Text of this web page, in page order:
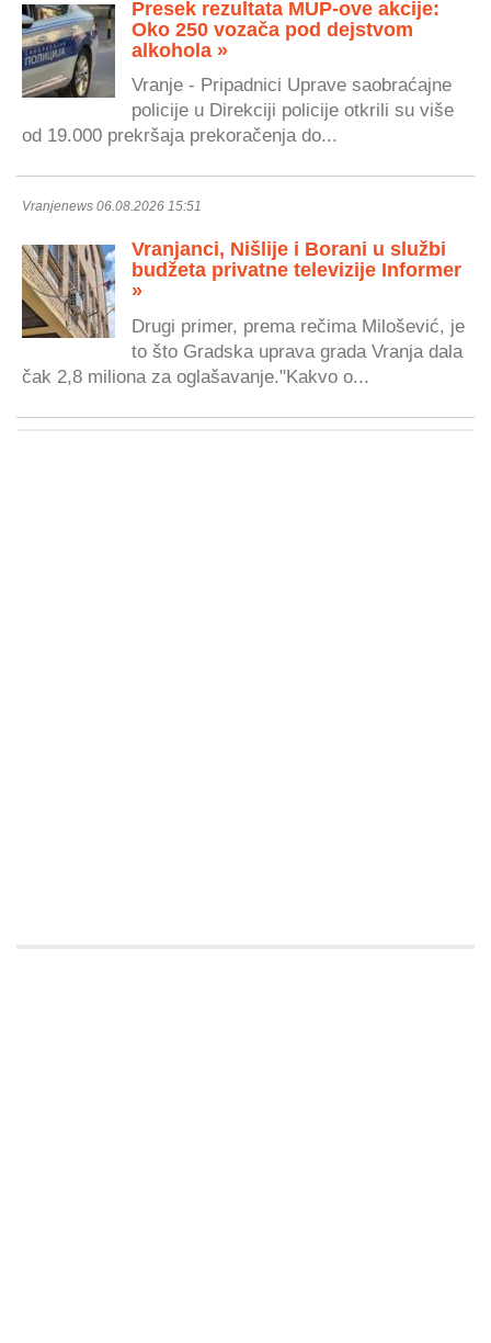
Presek rezultata MUP-ove akcije:
Oko 250 vozača pod dejstvom
alkohola »
Vranje - Pripadnici Uprave saobraćajne
policije u Direkciji policije otkrili su više
od 19.000 prekršaja prekoračenja do...
Vranjenews 06.08.2026 15:51
Vranjanci, Nišlije i Borani u službi
budžeta privatne televizije Informer
»
Drugi primer, prema rečima Milošević, je
to što Gradska uprava grada Vranja dala
čak 2,8 miliona za oglašavanje."Kakvo o...